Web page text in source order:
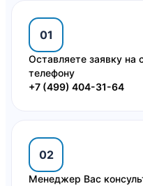
01
Оставляете заявку на
телефону
+7 (499) 404-31-64
02
Менеджер Вас